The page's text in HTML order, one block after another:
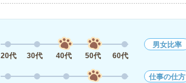
20代
30代 40代 50代 60代
男女比率
仕事の仕方